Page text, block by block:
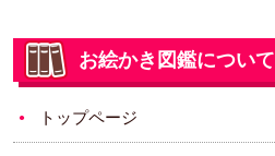
お絵かき図鑑について
トップページ